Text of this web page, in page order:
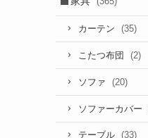
カーテン (35)
こたつ布団 (2)
ソファ (20)
ソファーカバー
テーブル (33)